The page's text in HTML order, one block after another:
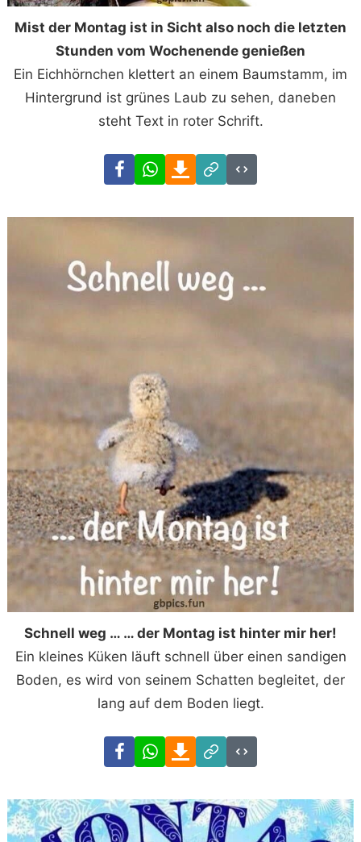
Mist der Montag ist in Sicht also noch die letzten
Stunden vom Wochenende genießen
Ein Eichhörnchen klettert an einem Baumstamm, im
Hintergrund ist grünes Laub zu sehen, daneben
steht Text in roter Schrift.
FacebookWhatsAppDownload
Link
Code
Schnell weg … … der Montag ist hinter mir her!
Ein kleines Küken läuft schnell über einen sandigen
Boden, es wird von seinem Schatten begleitet, der
lang auf dem Boden liegt.
FacebookWhatsAppDownload
Link
Code